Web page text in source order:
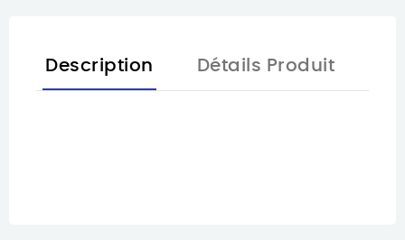
Description Détails Produit